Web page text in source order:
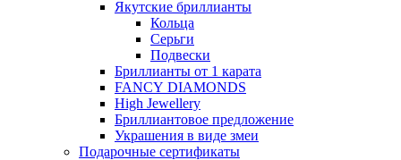
Якутские бриллианты
Кольца
Серьги
Подвески
Бриллианты от 1 карата
FANCY DIAMONDS
High Jewellery
Бриллиантовое предложение
Украшения в виде змеи
Подарочные сертификаты